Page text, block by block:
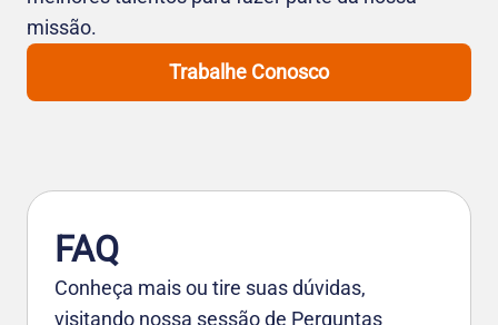
missão.
Trabalhe Conosco
FAQ
Conheça mais ou tire suas dúvidas,
visitando nossa sessão de Perguntas